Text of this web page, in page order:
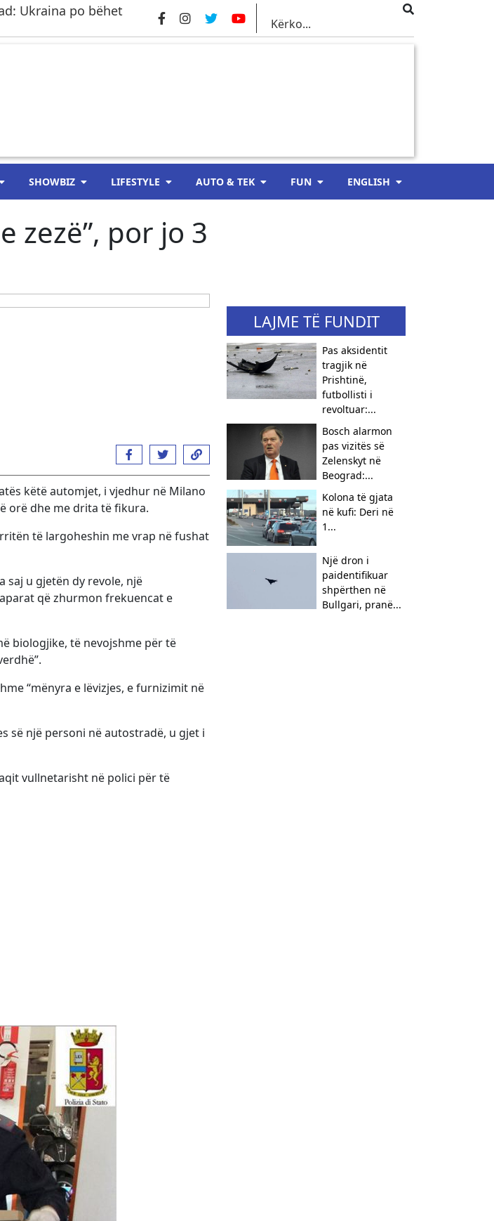
Ukraina po bëhet
SHOWBIZ LIFESTYLE AUTO & TEK FUN ENGLISH
zezë”, por jo 3
këtë automjet, i vjedhur në Milano
orë dhe me drita të fikura.
të largoheshin me vrap në fushat
saj u gjetën dy revole, një
që zhurmon frekuencat e
biologjike, të nevojshme për të
“mënyra e lëvizjes, e furnizimit në
së një personi në autostradë, u gjet i
vullnetarisht në polici për të
LAJME TË FUNDIT
Pas aksidentit
tragjik në
Prishtinë,
futbollisti i
revoltuar:...
Bosch alarmon
pas vizitës së
Zelenskyt në
Beograd:...
Kolona të gjata
në kufi: Deri në
1...
Një dron i
paidentifikuar
shpërthen në
Bullgari, pranë...